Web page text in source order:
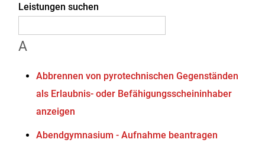
Leistungen suchen
A
Abbrennen von pyrotechnischen Gegenständen
als Erlaubnis- oder Befähigungsscheininhaber
anzeigen
Abendgymnasium - Aufnahme beantragen